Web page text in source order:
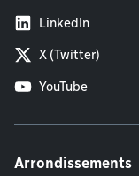
LinkedIn
X (Twitter)
YouTube
Arrondissements